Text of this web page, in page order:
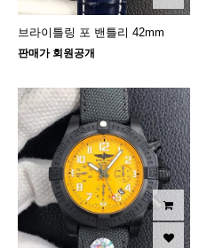
브라이틀링 포 밴틀리 42mm
판매가 회원공개